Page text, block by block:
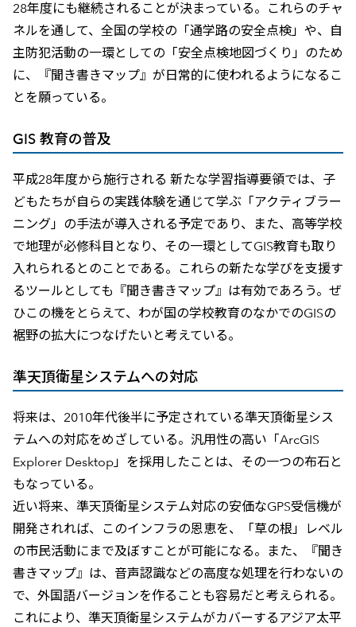
28年度にも継続されることが決まっている。これらのチャ
ネルを通して、全国の学校の「通学路の安全点検」や、自
主防犯活動の一環としての「安全点検地図づくり」のため
に、『聞き書きマップ』が日常的に使われるようになるこ
とを願っている。
GIS 教育の普及
平成28年度から施行される 新たな学習指導要領では、子
どもたちが自らの実践体験を通じて学ぶ「アクティブラー
ニング」の手法が導入される予定であり、また、高等学校
で地理が必修科目となり、その一環としてGIS教育も取り
入れられるとのことである。これらの新たな学びを支援す
るツールとしても『聞き書きマップ』は有効であろう。ぜ
ひこの機をとらえて、わが国の学校教育のなかでのGISの
裾野の拡大につなげたいと考えている。
準天頂衛星システムへの対応
将来は、2010年代後半に予定されている準天頂衛星シス
テムへの対応をめざしている。汎用性の高い「ArcGIS
Explorer Desktop」を採用したことは、その一つの布石と
もなっている。
近い将来、準天頂衛星システム対応の安価なGPS受信機が
開発されれば、このインフラの恩恵を、「草の根」レベル
の市民活動にまで及ぼすことが可能になる。また、『聞き
書きマップ』は、音声認識などの高度な処理を行わないの
で、外国語バージョンを作ることも容易だと考えられる。
これにより、準天頂衛星システムがカバーするアジア太平